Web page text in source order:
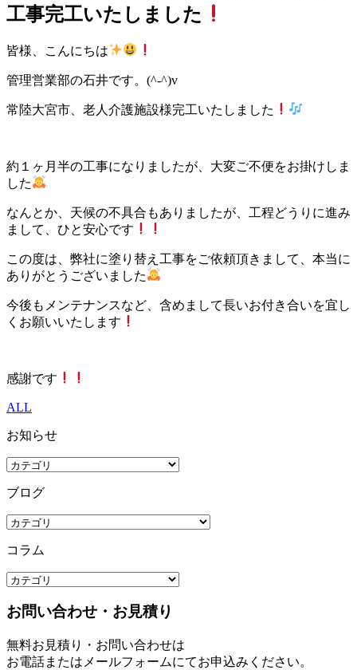
工事完工いたしました
皆様、こんにちは
管理営業部の石井です。(^-^)v
常陸大宮市、老人介護施設様完工いたしました
約１ヶ月半の工事になりましたが、大変ご不便をお掛けしま
した
なんとか、天候の不具合もありましたが、工程どうりに進み
まして、ひと安心です
この度は、弊社に塗り替え工事をご依頼頂きまして、本当に
ありがとうございました
今後もメンテナンスなど、含めまして長いお付き合いを宜し
くお願いいたします
感謝です
ALL
お知らせ
ブログ
コラム
お問い合わせ・お見積り
無料お見積り・お問い合わせは
お電話またはメールフォームにてお申込みください。